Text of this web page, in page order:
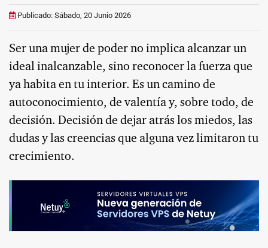
Publicado: Sábado, 20 Junio 2026
Ser una mujer de poder no implica alcanzar un
ideal inalcanzable, sino reconocer la fuerza que
ya habita en tu interior. Es un camino de
autoconocimiento, de valentía y, sobre todo, de
decisión. Decisión de dejar atrás los miedos, las
dudas y las creencias que alguna vez limitaron tu
crecimiento.